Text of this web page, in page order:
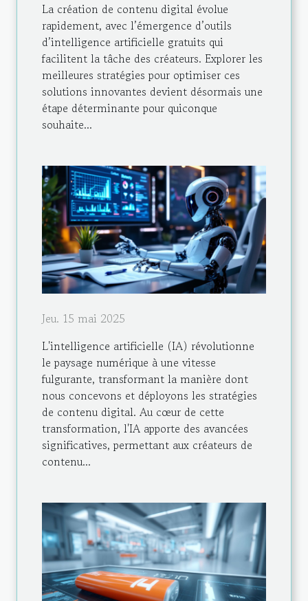
La création de contenu digital évolue
rapidement, avec l’émergence d’outils
d’intelligence artificielle gratuits qui
facilitent la tâche des créateurs. Explorer les
meilleures stratégies pour optimiser ces
solutions innovantes devient désormais une
étape déterminante pour quiconque
souhaite...
Jeu. 15 mai 2025
L'intelligence artificielle (IA) révolutionne
le paysage numérique à une vitesse
fulgurante, transformant la manière dont
nous concevons et déployons les stratégies
de contenu digital. Au cœur de cette
transformation, l'IA apporte des avancées
significatives, permettant aux créateurs de
contenu...